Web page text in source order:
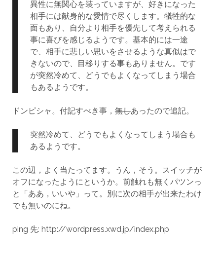
異性に無関心を装っていますが、好きになった
相手には献身的な愛情で尽くします。犠牲的な
面もあり、自分より相手を優先して考えられる
事に喜びを感じるようです。基本的には一途
で、相手に悲しい思いをさせるような真似はで
きないので、目移りする事もありません。です
が突然冷めて、どうでもよくなってしまう場合
もあるようです。
ドンピシャ。付記すべき事，無しあったので追記。
突然冷めて、どうでもよくなってしまう場合も
あるようです。
この辺，よく当たってます。うん，そう。スイッチが
オフになったようにというか。前触れも無くパツンっ
と「ああ，いいや」って。別に次の相手が出来たわけ
でも無いのにね。
ping 先: http://wordpress.xwd.jp/index.php